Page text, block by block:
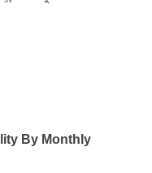
By Monthly